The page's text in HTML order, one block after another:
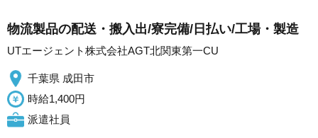
物流製品の配送・搬入出/寮完備/日払い/工場・製造
UTエージェント株式会社AGT北関東第一CU
千葉県 成田市
時給1,400円
派遣社員